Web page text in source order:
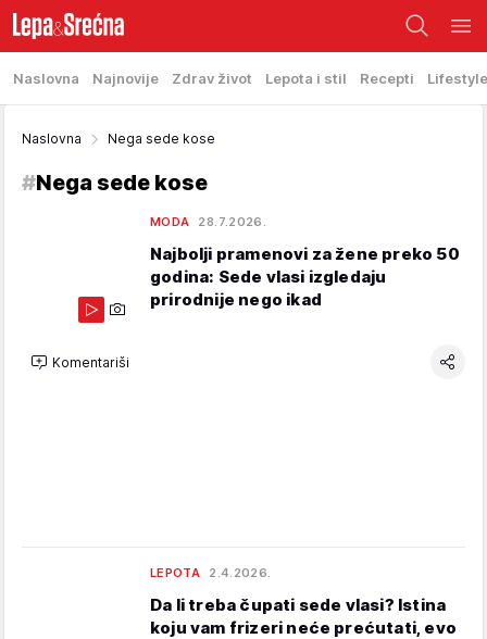
Naslovna Najnovije Zdrav život Lepota i stil Recepti Lifestyle
Naslovna Nega sede kose
#Nega sede kose
MODA 28.7.2026.
Najbolji pramenovi za žene preko 50
godina: Sede vlasi izgledaju
prirodnije nego ikad
Komentariši
LEPOTA 2.4.2026.
Da li treba čupati sede vlasi? Istina
koju vam frizeri neće prećutati, evo